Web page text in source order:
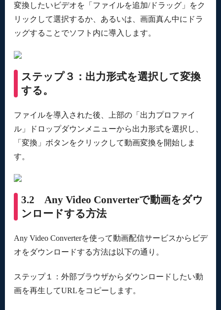
変換したいビデオを「ファイルを追加/ドラッグ」をク
リックして選択するか、あるいは、画面真ん中にドラ
ッグすることでソフト内に導入します。
ステップ３：出力形式を選択して変換
する。
ファイルを導入された後、上部の「出力プロファイ
ル」ドロップダウンメニューから出力形式を選択し、
「変換」ボタンをクリックして動画変換を開始しま
す。
3.2 Any Video Converterで動画をダウ
ンロードする方法
Any Video Converterを使って動画配信サービスからビデ
オをダウンロードする方法は以下の通り。
ステップ１：外部ブラウザからダウンロードしたい動
画を再生してURLをコピーします。